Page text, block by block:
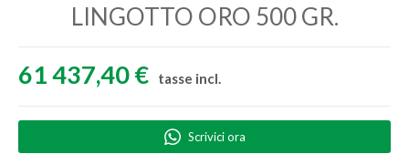
LINGOTTO ORO 500 GR.
61 437,40 € tasse incl.
Scrivici ora